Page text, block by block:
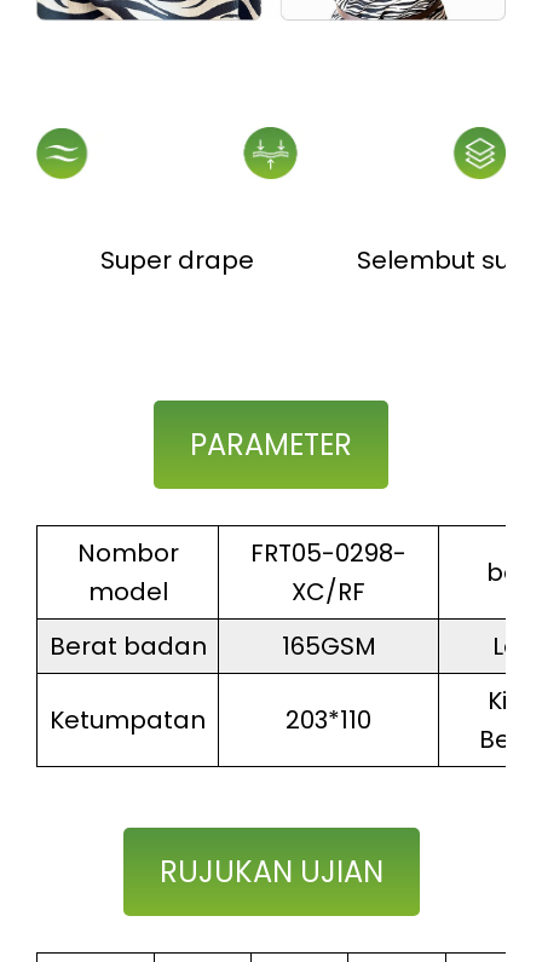
Super drape Selembut
PARAMETER
Nombor
model
FRT05-0298-
XC/RF
Berat badan 165GSM
Ketumpatan 203*110
RUJUKAN UJIAN